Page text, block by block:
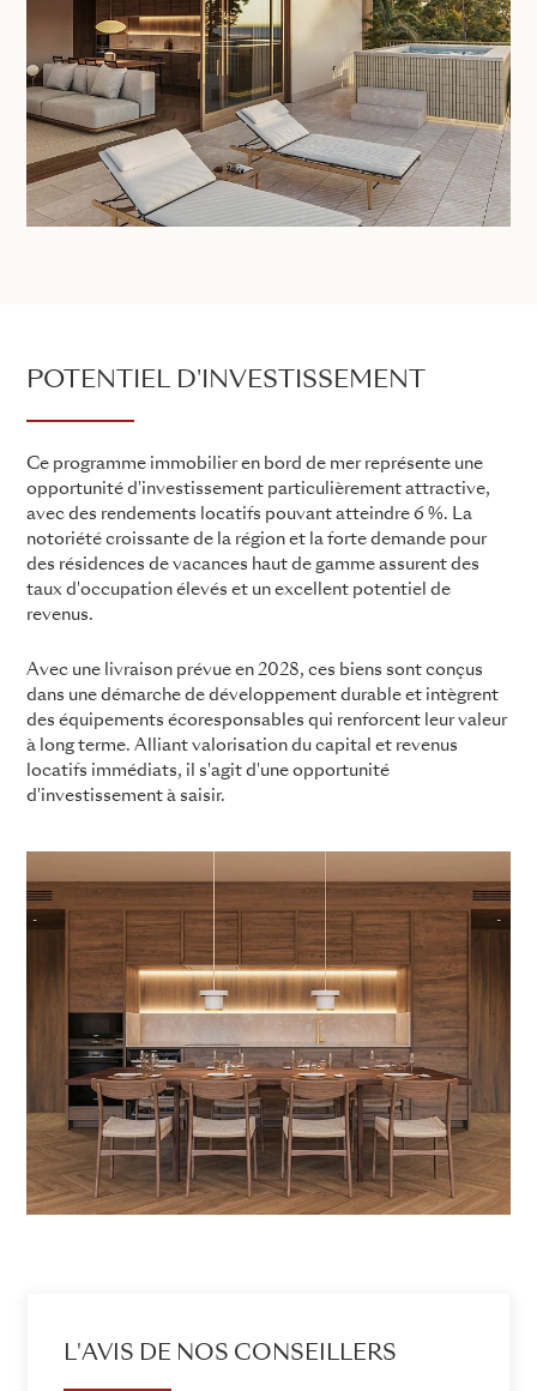
POTENTIEL D'INVESTISSEMENT
Ce programme immobilier en bord de mer représente une
opportunité d'investissement particulièrement attractive,
avec des rendements locatifs pouvant atteindre 6 %. La
notoriété croissante de la région et la forte demande pour
des résidences de vacances haut de gamme assurent des
taux d'occupation élevés et un excellent potentiel de
revenus.
Avec une livraison prévue en 2028, ces biens sont conçus
dans une démarche de développement durable et intègrent
des équipements écoresponsables qui renforcent leur valeur
à long terme. Alliant valorisation du capital et revenus
locatifs immédiats, il s'agit d'une opportunité
d'investissement à saisir.
L'AVIS DE NOS CONSEILLERS